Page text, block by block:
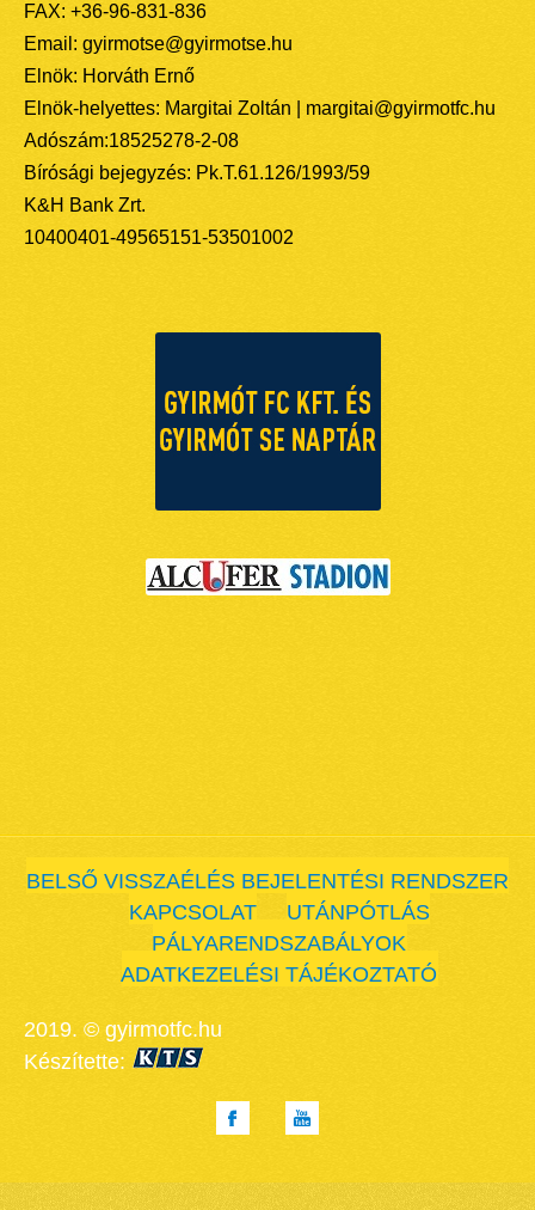
FAX: +36-96-831-836
Email: gyirmotse@gyirmotse.hu
Elnök: Horváth Ernő
Elnök-helyettes: Margitai Zoltán | margitai@gyirmotfc.hu
Adószám:18525278-2-08
Bírósági bejegyzés: Pk.T.61.126/1993/59
K&H Bank Zrt.
10400401-49565151-53501002
BELSŐ VISSZAÉLÉS BEJELENTÉSI RENDSZER
KAPCSOLAT
UTÁNPÓTLÁS
PÁLYARENDSZABÁLYOK
ADATKEZELÉSI TÁJÉKOZTATÓ
2019. © gyirmotfc.hu
Készítette: